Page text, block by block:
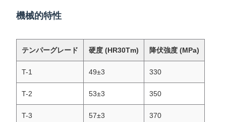
機械的特性
テンパーグレード 硬度 (HR30Tm) 降伏強度 (MPa)
T-1 49±3 330
T-2 53±3 350
T-3 57±3 370